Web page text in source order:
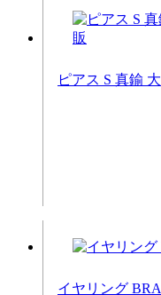
ピアス S 真鍮
イヤリング